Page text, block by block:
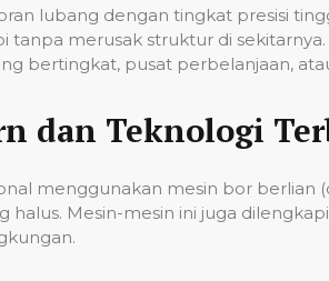
lubang dengan tingkat presisi
merusak struktur di
bertingkat, pusat perbelanjaan,
dan Teknologi
menggunakan mesin bor
halus. Mesin-mesin ini juga